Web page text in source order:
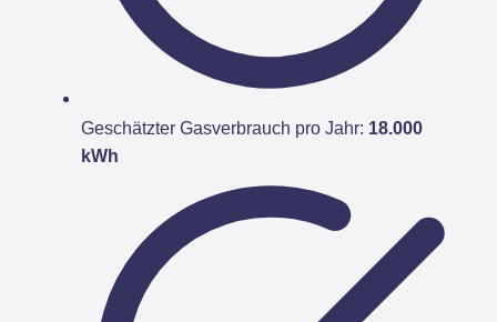
Geschätzter Gasverbrauch pro Jahr: 18.000
kWh